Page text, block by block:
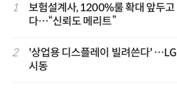
1
보험설계사, 1200%룰 확대 앞두
다…“신뢰도 메리트”
2
'상업용 디스플레이 빌려쓴다'
시동